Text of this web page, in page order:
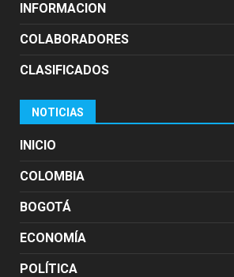
INFORMACION
COLABORADORES
CLASIFICADOS
NOTICIAS
INICIO
COLOMBIA
BOGOTÁ
ECONOMÍA
POLÍTICA